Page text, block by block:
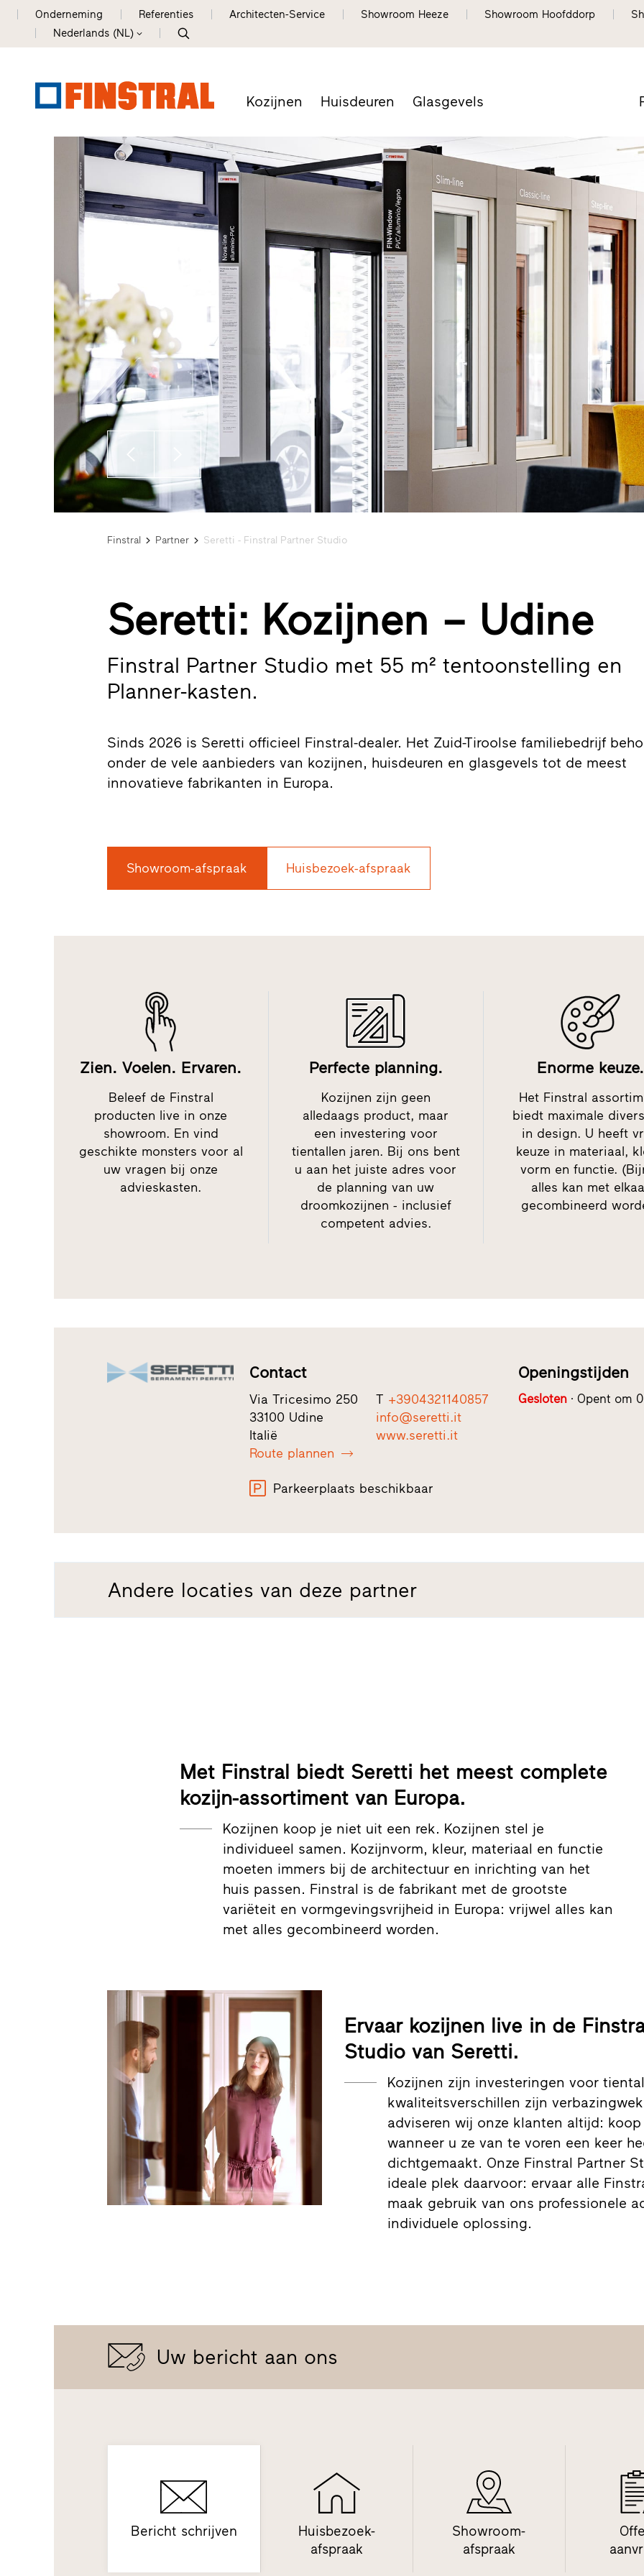
Onderneming Referenties Architecten-Service Showroom Heeze Showroom Hoofddorp
Nederlands (NL)
Kozijnen Huisdeuren Glasgevels
Finstral Partner Seretti - Finstral Partner Studio
Seretti: Kozijnen – Udine
Finstral Partner Studio met 55 m² tentoonstelling en
Planner-kasten.
Sinds 2026 is Seretti officieel Finstral-dealer. Het Zuid-Tiroolse familiebedrijf
onder de vele aanbieders van kozijnen, huisdeuren en glasgevels tot de meest
innovatieve fabrikanten in Europa.
Showroom-afspraak Huisbezoek-afspraak
Zien. Voelen. Ervaren.
Beleef de Finstral
producten live in onze
showroom. En vind
geschikte monsters voor al
uw vragen bij onze
advieskasten.
Perfecte planning.
Kozijnen zijn geen
alledaags product, maar
een investering voor
tientallen jaren. Bij ons bent
u aan het juiste adres voor
de planning van uw
droomkozijnen - inclusief
competent advies.
Enorme keuze.
Het Finstral
biedt maximale
in design. U heeft
keuze in materiaal,
vorm en functie.
alles kan met
gecombineerd
Contact
Via Tricesimo 250
33100 Udine
Italië
Route plannen
T +3904321140857
info@seretti.it
www.seretti.it
Parkeerplaats beschikbaar
Openingstijden
Gesloten Opent om
Andere locaties van deze partner
Met Finstral biedt Seretti het meest complete
kozijn-assortiment van Europa.
Kozijnen koop je niet uit een rek. Kozijnen stel je
individueel samen. Kozijnvorm, kleur, materiaal en functie
moeten immers bij de architectuur en inrichting van het
huis passen. Finstral is de fabrikant met de grootste
variëteit en vormgevingsvrijheid in Europa: vrijwel alles kan
met alles gecombineerd worden.
Ervaar kozijnen live in de
Studio van Seretti.
Kozijnen zijn investeringen voor
kwaliteitsverschillen zijn
adviseren wij onze klanten altijd:
wanneer u ze van te voren een keer
dichtgemaakt. Onze Finstral Partner
ideale plek daarvoor: ervaar alle
maak gebruik van ons professionele
individuele oplossing.
Uw bericht aan ons
Bericht schrijven
Huisbezoek-
afspraak
Showroom-
afspraak